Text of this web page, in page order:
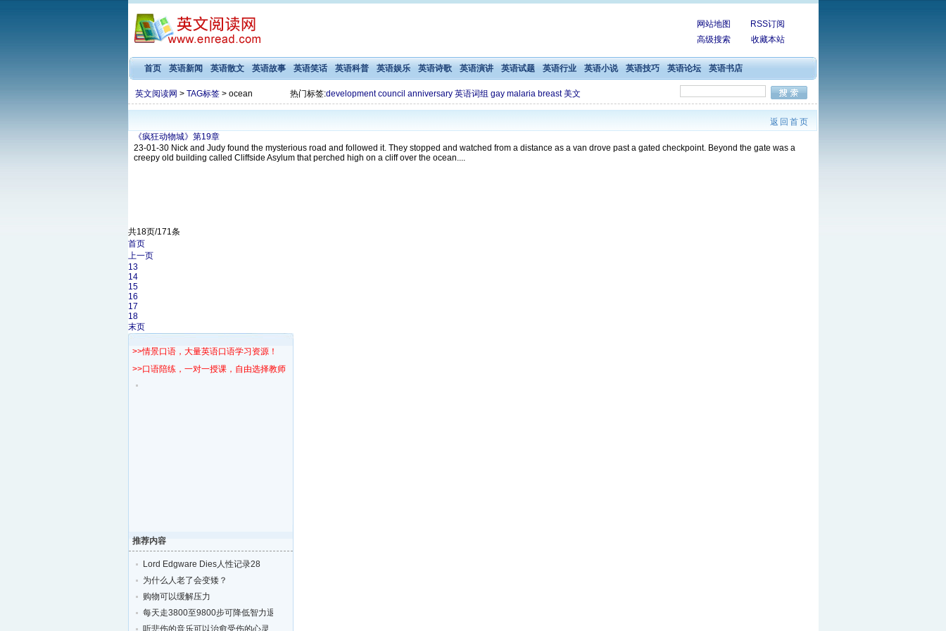
网站地图
RSS订阅
高级搜索
收藏本站
首页 英语新闻 英语散文 英语故事 英语笑话 英语科普 英语娱乐 英语诗歌 英语演讲 英语试题 英语行业 英语小说 英语技巧 英语论坛 英语书店
英文阅读网 > TAG标签> ocean 热门标签:development council anniversary 英语词组 gay malaria breast 美文
返回首页
《疯狂动物城》第19章
23-01-30 Nick and Judy found the mysterious road and followed it. They stopped and watched from a distance as a van drove past a gated checkpoint. Beyond the gate was a
creepy old building called Cliffside Asylum that perched high on a cliff over the ocean....
共18页/171条
首页
上一页
13
14
15
16
17
18
末页
>>情景口语，大量英语口语学习资源！
>>口语陪练，一对一授课，自由选择教师！
推荐内容
Lord Edgware Dies人性记录28
为什么人老了会变矮？
购物可以缓解压力
每天走3800至9800步可降低智力退化的风险
听悲伤的音乐可以治愈受伤的心灵